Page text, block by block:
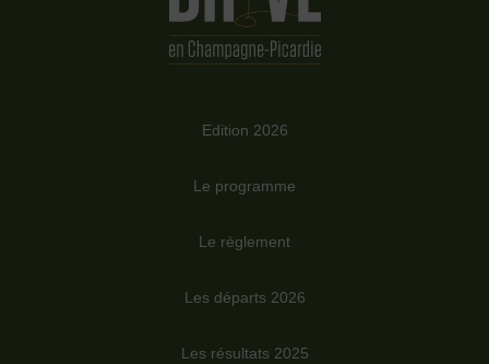
Edition 2026
Le programme
Le règlement
Les départs 2026
Les résultats 2025